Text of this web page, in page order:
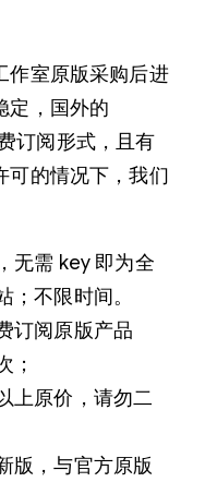
作室原版采购后进
定，国外的
订阅形式，且有
可的情况下，我们
无需 key 即为全
不限时间。
订阅原版产品
；
上原价，请勿二
版，与官方原版